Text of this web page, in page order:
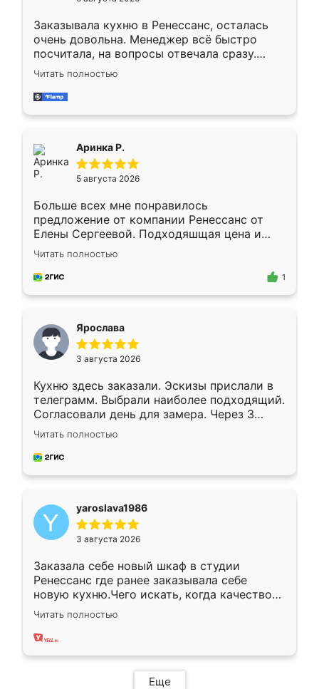
Заказывала кухню в Ренессанс, осталась
очень довольна. Менеджер всё быстро
посчитала, на вопросы отвечала сразу.
Замерщик приехал в субботу, подошёл к
делу со всей ответственностью. Собрали
за день, ребята работали аккуратно, даже
Читать полностью
Аринка Р.
5 августа 2026
Больше всех мне понравилось
предложение от компании Ренессанс от
Елены Сергеевой. Подходяшщая цена и
короткие сроки изготовления. Приехавший
для замера сотрудник Владислав
предложил по моему эскизу самый
Читать полностью
1
Ярослава
3 августа 2026
Кухню здесь заказали. Эскизы прислали в
телеграмм. Выбрали наиболее подходящий.
Согласовали день для замера. Через 3
недели кухня была уже готова. Остались
довольны работой. Спасибо Ренессанс
мебель за качественную работу!
Читать полностью
yaroslava1986
3 августа 2026
Заказала себе новый шкаф в студии
Ренессанс где ранее заказывала себе
новую кухню.Чего искать, когда качеством
вполне довольна. Служит кухня уже почти
два года, нареканий нет.
Читать полностью
Еще